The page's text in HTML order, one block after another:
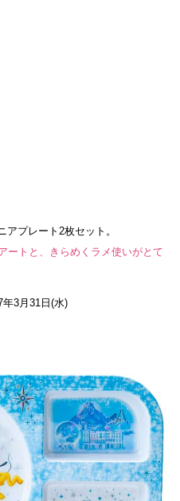
プレート2枚セット。
ートと、きらめくラメ使いがとて
3月31日(水)